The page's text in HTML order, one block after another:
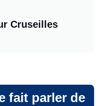
Cruseilles
fait parler de